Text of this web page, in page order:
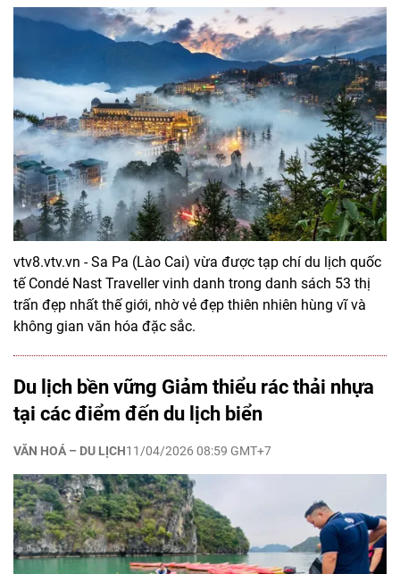
vtv8.vtv.vn - Sa Pa (Lào Cai) vừa được tạp chí du lịch quốc
tế Condé Nast Traveller vinh danh trong danh sách 53 thị
trấn đẹp nhất thế giới, nhờ vẻ đẹp thiên nhiên hùng vĩ và
không gian văn hóa đặc sắc.
Du lịch bền vững Giảm thiểu rác thải nhựa
tại các điểm đến du lịch biển
VĂN HOÁ – DU LỊCH11/04/2026 08:59 GMT+7